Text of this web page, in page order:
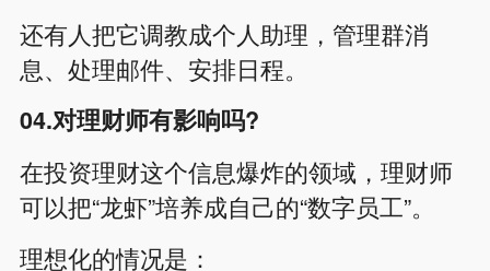
还有人把它调教成个人助理，管理群消
息、处理邮件、安排日程。
04.对理财师有影响吗?
在投资理财这个信息爆炸的领域，理财师
可以把“龙虾”培养成自己的“数字员工”。
理想化的情况是：